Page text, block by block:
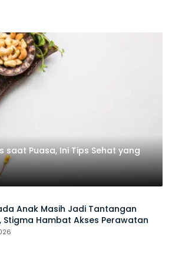
saat Puasa, Ini Tips Sehat yang
Anak Masih Jadi Tantangan
Stigma Hambat Akses Perawatan